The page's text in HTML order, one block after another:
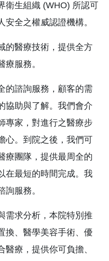
衛生組織 (WHO) 所認可
安全之權威認證機構。
的醫療技術，提供全方
服務。
的諮詢服務，顧客的需
協助與了解。我們會介
專家，對進行之醫療步
心。到院之後，我們可
療團隊，提供最周全的
在最短的時間完成。我
服務。
需求分析，本院特別推
換、醫學美容手術、優
療，提供你可負擔、